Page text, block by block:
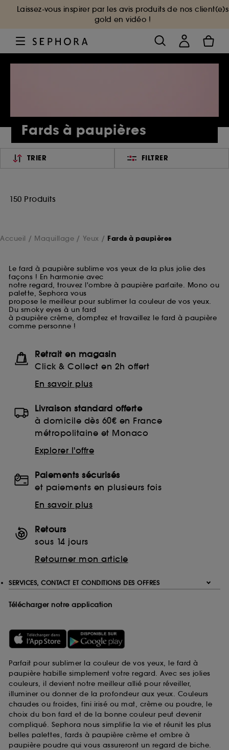
Laissez-vous inspirer par les avis produits de nos client(e)s
gold en vidéo !
Fards à paupières
TRIER FILTRER
150 Produits
Accueil Maquillage Yeux Fards à paupières
Le fard à paupière sublime vos yeux de la plus jolie des
façons ! En harmonie avec
notre regard, trouvez l'ombre à paupière parfaite. Mono ou
palette, Sephora vous
propose le meilleur pour sublimer la couleur de vos yeux.
Du smoky eyes à un fard
à paupière crème, domptez et travaillez le fard à paupière
comme personne !
Retrait en magasin
Click & Collect en 2h offert
En savoir plus
Livraison standard offerte
à domicile dès 60€ en France
métropolitaine et Monaco
Explorer l'offre
Paiements sécurisés
et paiements en plusieurs fois
En savoir plus
Retours
sous 14 jours
Retourner mon article
SERVICES, CONTACT ET CONDITIONS DES OFFRES
Télécharger notre application
Parfait pour sublimer la couleur de vos yeux, le fard à
paupière habille simplement votre regard. Avec ses jolies
couleurs, il devient notre meilleur allié pour réveiller,
illuminer ou donner de la profondeur aux yeux. Couleurs
chaudes ou froides, fini irisé ou mat, crème ou poudre, le
choix du bon fard et de la bonne couleur peut devenir
compliqué. Sephora nous simplifie la vie et réunit les plus
belles palettes, fards à paupière crème et ombre à
paupière poudre qui vous assureront un regard de biche.